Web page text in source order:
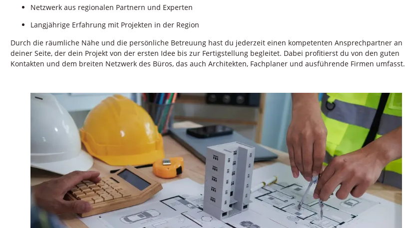
Netzwerk aus regionalen Partnern und Experten
Langjährige Erfahrung mit Projekten in der Region
Durch die räumliche Nähe und die persönliche Betreuung hast du jederzeit einen kompetenten Ansprechpartner an
deiner Seite, der dein Projekt von der ersten Idee bis zur Fertigstellung begleitet. Dabei profitierst du von den guten
Kontakten und dem breiten Netzwerk des Büros, das auch Architekten, Fachplaner und ausführende Firmen umfasst.